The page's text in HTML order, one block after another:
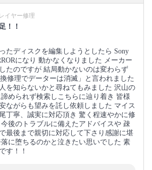
イヤー修理
！！
たディスクを編集しようとしたら Sony
になり 動かなくなりました メーカー
たのですが 結局動かないのは変わらず
修理でデーターは消滅」と言われました
を知らないかと尋ねてもみました 沢山の
められず検索しこちらに辿り着き 皆様
ながらも望みを託し依頼しました マイス
丁寧、誠実に対応頂き 驚く程速やかに修
後のトラブルに備えたアドバイスや 疎
最後まで親切に対応して下さり感謝に堪
に堕ちるのかと泣きたい思いでした 素
す！！